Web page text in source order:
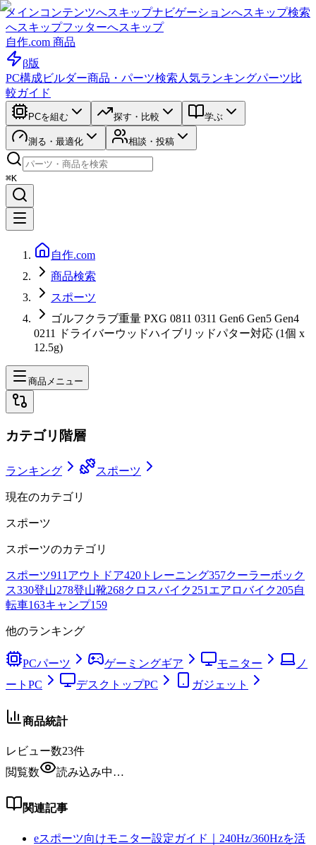
メインコンテンツへスキップナビゲーションへスキップ検索
へスキップフッターへスキップ
自作.com 商品
β版
PC構成ビルダー商品・パーツ検索 人気ランキングパーツ比
較ガイド
PCを組む 探す・比較 学ぶ
測る・最適化 相談・投稿
⌘K
自作.com
商品検索
スポーツ
ゴルフクラブ重量 PXG 0811 0311 Gen6 Gen5 Gen4
0211 ドライバーウッドハイブリッドパター対応 (1個 x
12.5g)
商品メニュー
カテゴリ階層
ランキング スポーツ
現在のカテゴリ
スポーツ
スポーツのカテゴリ
スポーツ911アウトドア420 トレーニング357クーラーボック
ス330登山278登山靴268クロスバイク251エアロバイク205自
転車163キャンプ159
他のランキング
PCパーツ ゲーミングギア モニター
ノ
ートPC
デスクトップPC ガジェット
商品統計
レビュー数23件
閲覧数
読み込み中…
関連記事
eスポーツ向けモニター設定ガイド｜240Hz/360Hzを活